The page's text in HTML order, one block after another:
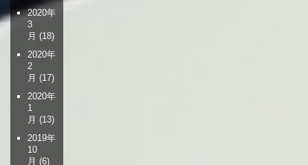
2020年
3
月 (18)
2020年
2
月 (17)
2020年
1
月 (13)
2019年
10
月 (6)